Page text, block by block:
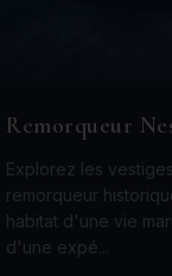
Remorqueur
Explorez les
remorqueur
habitat d'une vie
d'une expé...